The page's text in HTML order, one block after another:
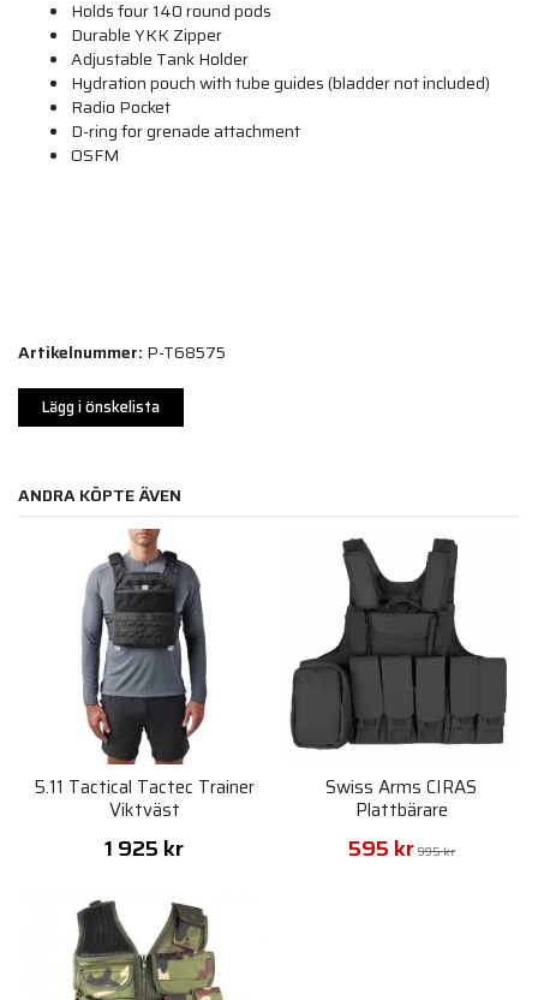
Holds four 140 round pods
Durable YKK Zipper
Adjustable Tank Holder
Hydration pouch with tube guides (bladder not included)
Radio Pocket
D-ring for grenade attachment
OSFM
Artikelnummer: P-T68575
Lägg i önskelista
ANDRA KÖPTE ÄVEN
5.11 Tactical Tactec Trainer
Viktväst
1 925 kr
Swiss Arms CIRAS
Plattbärare
595 kr 995 kr